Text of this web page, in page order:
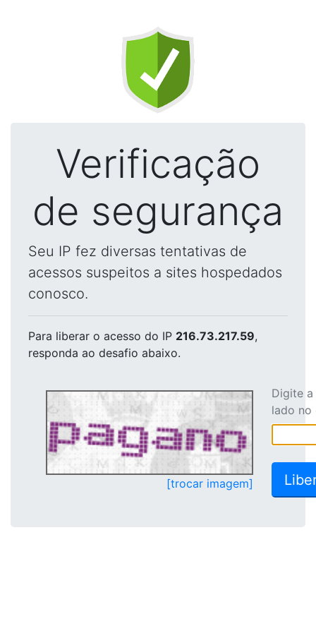
Verificação
de segurança
Seu IP fez diversas tentativas de
acessos suspeitos a sites hospedados
conosco.
Para liberar o acesso do IP 216.73.217.59,
responda ao desafio abaixo.
[trocar imagem]
Digite
lado no